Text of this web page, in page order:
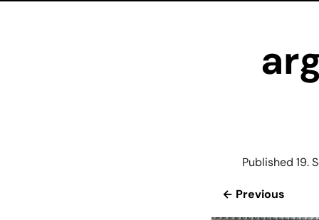
Published 19.
← Previous